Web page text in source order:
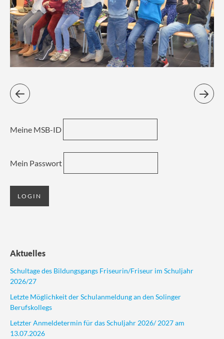
Meine MSB-ID
Mein Passwort
Aktuelles
Schultage des Bildungsgangs Friseurin/Friseur im Schuljahr
2026/27
Letzte Möglichkeit der Schulanmeldung an den Solinger
Berufskollegs
Letzter Anmeldetermin für das Schuljahr 2026/ 2027 am
13.07.2026